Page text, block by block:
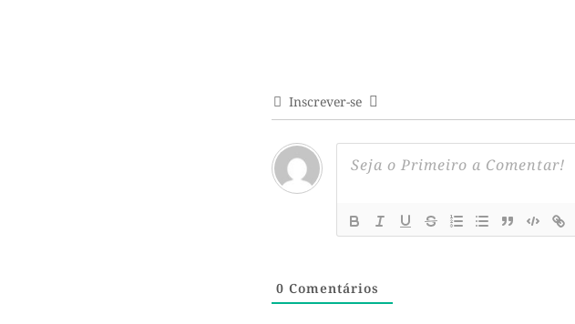
Inscrever-se
0 Comentários